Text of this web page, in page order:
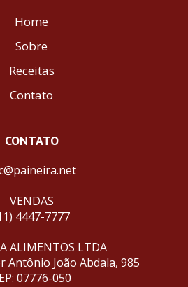
Home
Sobre
Receitas
Contato
CONTATO
VENDAS
4447-7777
ALIMENTOS LTDA
Antônio João Abdala, 985
07776-050